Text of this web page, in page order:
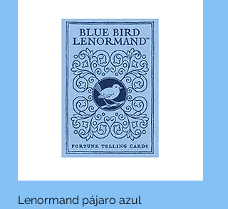
Lenormand pájaro azul